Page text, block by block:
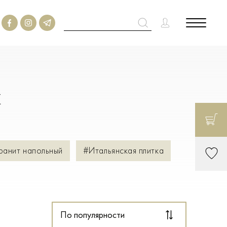
напольный #Итальянская плитка
По популярности